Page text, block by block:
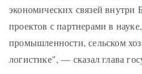
экономических связей
проектов с партнерами в
промышленности, сельском
логистике", — сказал глава